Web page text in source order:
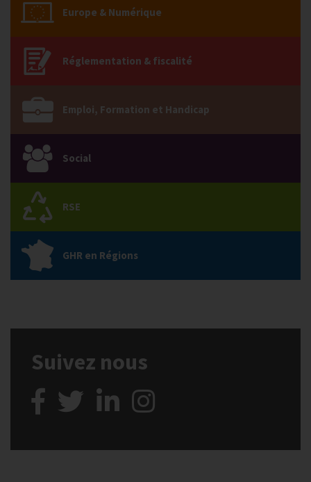
Europe & Numérique
Réglementation & fiscalité
Emploi, Formation et Handicap
Social
RSE
GHR en Régions
Suivez nous